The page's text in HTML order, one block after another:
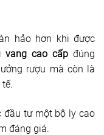
hảo hơn khi được
vang cao cấp đúng
rượu mà còn là
đầu tư một bộ ly cao
đáng giá.